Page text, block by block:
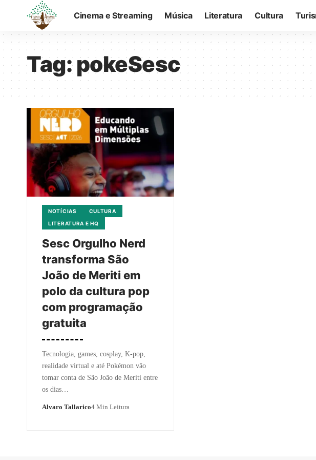
Cinema e Streaming Música Literatura Cultura
Tag:pokeSesc
NOTÍCIAS
CULTURA
LITERATURA E HQ
Sesc Orgulho Nerd
transforma São
João de Meriti em
polo da cultura pop
com programação
gratuita
Tecnologia, games, cosplay, K-pop,
realidade virtual e até Pokémon vão
tomar conta de São João de Meriti entre
os dias…
Alvaro Tallarico4 Min Leitura